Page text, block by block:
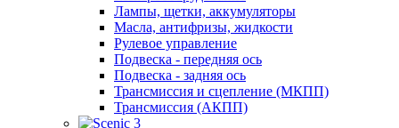
Лампы, щетки, аккумуляторы
Масла, антифризы, жидкости
Рулевое управление
Подвеска - передняя ось
Подвеска - задняя ось
Трансмиссия и сцепление (МКПП)
Трансмиссия (АКПП)